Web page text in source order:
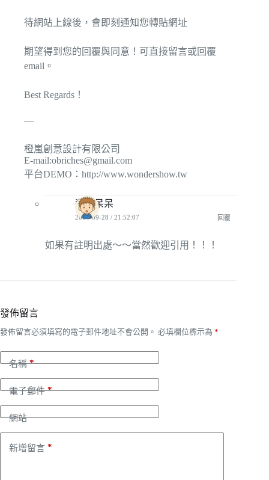
待網站上線後，會即刻通知您轉貼網址
期望得到您的回覆與同意！可直接留言或回覆
email。
Best Regards！
—
橙嵐創意設計有限公司
E-mail:obriches@gmail.com
平台DEMO：http://www.wondershow.tw
殺手呆呆
2011-09-28 / 21:52:07 回覆
如果有註明出處～～當然歡迎引用！！！
發佈留言
發佈留言必須填寫的電子郵件地址不會公開。 必填欄位標示為 *
名稱*
電子郵件*
網站
新增留言 *